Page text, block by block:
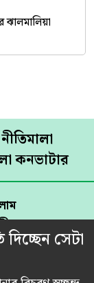
কনভাটার
পূর্ব রামপুরা,সেটা